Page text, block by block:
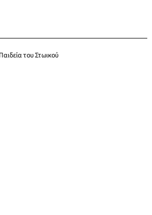
του Στωικού